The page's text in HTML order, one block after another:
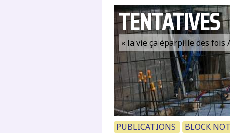
TENTATIVES
« la vie ça éparpille des fois
PUBLICATIONS BLOCK